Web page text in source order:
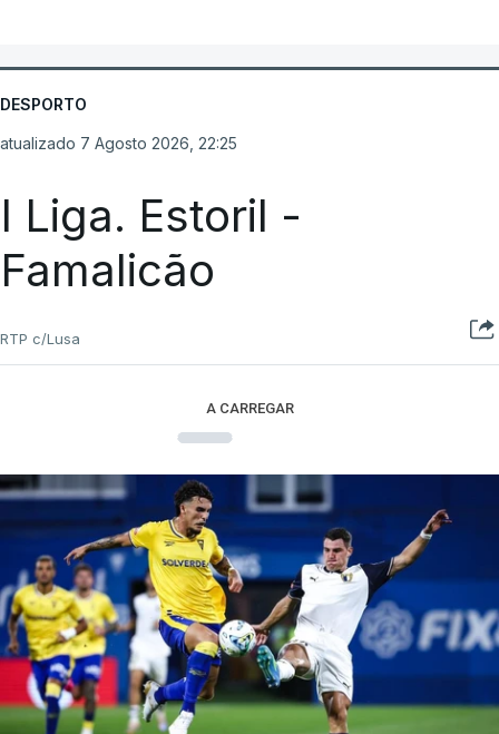
DESPORTO
atualizado 7 Agosto 2026, 22:25
I Liga. Estoril -
Famalicão
RTP c/Lusa
A CARREGAR